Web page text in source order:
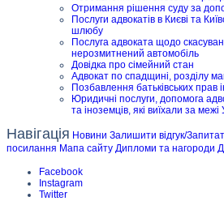
Отримання рішення суду за
Послуги адвокатів в Києві та
шлюбу
Послуга адвоката щодо
нерозмитнений автомобіль
Довідка про сімейний стан
Адвокат по спадщині, розділу
Позбавлення батьківських прав
Юридичні послуги, допомога
та іноземців, які виїхали за межі
Навігація Новини Залишити відгук/
посилання Мапа сайту Дипломи та нагороди
Facebook
Instagram
Twitter